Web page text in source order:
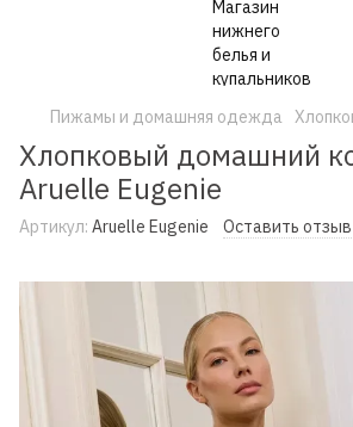
Пижамы и домашняя одежда
Хлопковый домашний
Aruelle Eugenie
Артикул: Aruelle Eugenie Оставить отзыв